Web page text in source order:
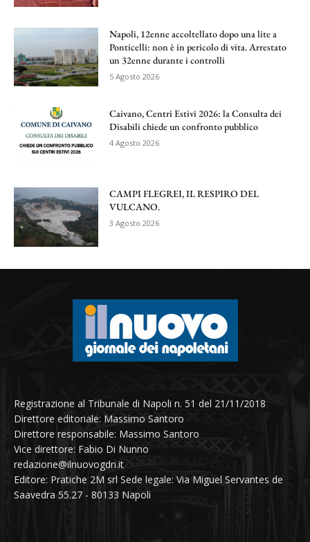
Napoli, 12enne accoltellato dopo una lite a
Ponticelli: non è in pericolo di vita. Arrestato
un 32enne durante i controlli
5 Agosto 2026
Caivano, Centri Estivi 2026: la Consulta dei
Disabili chiede un confronto pubblico
4 Agosto 2026
CAMPI FLEGREI, IL RESPIRO DEL
VULCANO.
3 Agosto 2026
Registrazione al Tribunale di Napoli n. 51 del 21/11/2018
Direttore editoriale: Massimo Santoro
Direttore responsabile: Massimo Santoro
Vice direttore: Fabio Di Nunno
redazione@ilnuovogdn.it
Editore: Pratiche 2M srl Sede legale: Via Miguel Servantes de
Saavedra 55.27 - 80133 Napoli